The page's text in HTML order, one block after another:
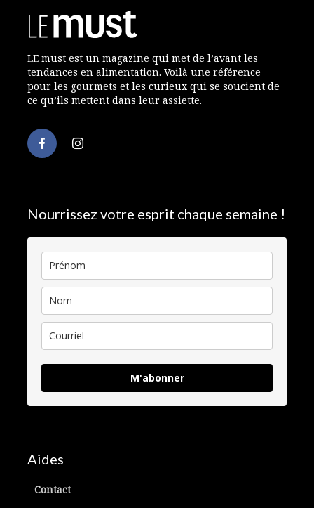
LE must est un magazine qui met de l’avant les
tendances en alimentation. Voilà une référence
pour les gourmets et les curieux qui se soucient de
ce qu’ils mettent dans leur assiette.
Nourrissez votre esprit chaque semaine !
M'abonner
Aides
Contact